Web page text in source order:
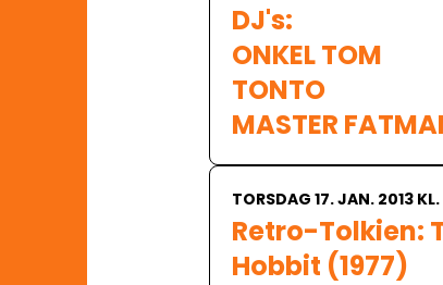
DJ's:
ONKEL TOM
TONTO
MASTER
TORSDAG 17. JAN. 2013
Retro-Tolkien:
Hobbit (1977)